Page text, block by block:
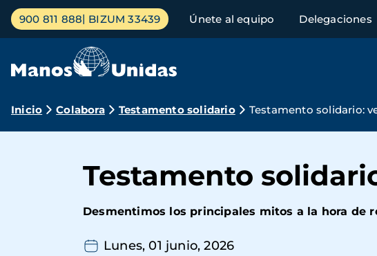
Pasar
contenido
Menú
principal
900 811 888 BIZUM 33439 Únete al equipo Delegaciones
Ruta
navegación
Inicio Colabora Testamento solidario Testamento solidario:
Testamento
Desmentimos los principales mitos a la hora de
Lunes, 01 junio, 2026